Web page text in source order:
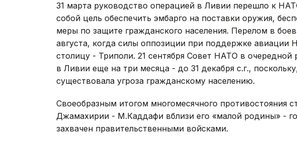
31 марта руководство операцией в Ливии перешло к
собой цель обеспечить эмбарго на поставки оружия,
меры по защите гражданского населения. Перелом в
августа, когда силы оппозиции при поддержке авиации
столицу - Триполи. 21 сентября Совет НАТО в
в Ливии еще на три месяца - до 31 декабря с.г.,
существовала угроза гражданскому населению.
Своеобразным итогом многомесячного противостояния
Джамахирии - М.Каддафи вблизи его «малой родины» -
захвачен правительственными войсками.